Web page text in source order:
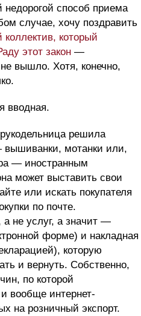
недорогой способ приема
случае, хочу поздравить
коллектив, который
этот закон —
вышло. Хотя, конечно,
вводная.
решила
вышиванки, мотанки или,
— иностранным
может выставить свои
или искать покупателя
по почте.
а не услуг, а значит —
форме) и накладная
которую
и вернуть. Собственно,
по которой
вообще интернет-
на розничный экспорт.